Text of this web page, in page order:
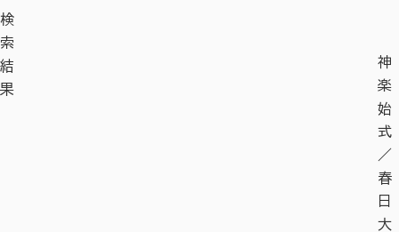
検
索
結
果
神
楽
始
式
／
春
日
大